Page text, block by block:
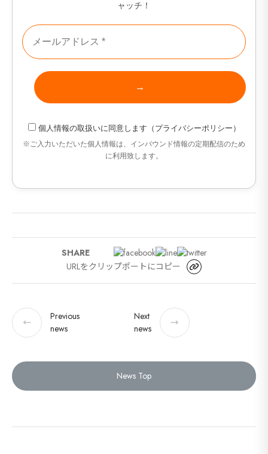
ャッチ！
個人情報の取扱いに同意します（ プライバシーポリシー ）
※ご入力いただいた個人情報は、インバウンド情報の定期配信のため
に利用致します。
SHARE
URLをクリップポートにコピー
←
Previous
news
News Top
Next
news
→